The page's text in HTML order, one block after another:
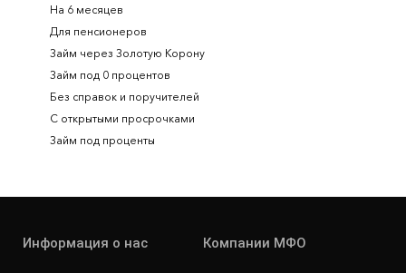
На 6 месяцев
Для пенсионеров
Займ через Золотую Корону
Займ под 0 процентов
Без справок и поручителей
С открытыми просрочками
Займ под проценты
Информация о нас Компании МФО